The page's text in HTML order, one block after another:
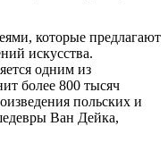
которые предлагают
искусства.
одним из
более 800 тысяч
польских и
Ван Дейка,